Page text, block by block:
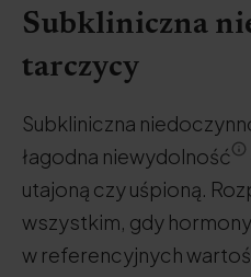
Subkliniczna
tarczycy
Subkliniczna
łagodna niewydolność
utajoną czy uśpioną.
wszystkim, gdy
w referencyjnych